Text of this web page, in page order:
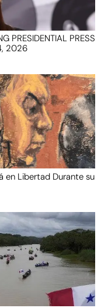
PRESIDENTIAL PRESS
2026
en Libertad Durante su